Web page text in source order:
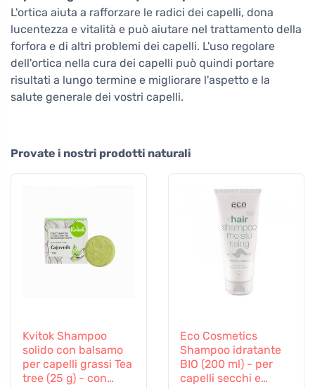
L'ortica aiuta a rafforzare le radici dei capelli, dona
lucentezza e vitalità e può aiutare nel trattamento della
forfora e di altri problemi dei capelli. L'uso regolare
dell'ortica nella cura dei capelli può quindi portare
risultati a lungo termine e migliorare l'aspetto e la
salute generale dei vostri capelli.
Provate i nostri prodotti naturali
Kvitok Shampoo
solido con balsamo
per capelli grassi Tea
tree (25 g) - con
Eco Cosmetics
Shampoo idratante
BIO (200 ml) - per
capelli secchi e